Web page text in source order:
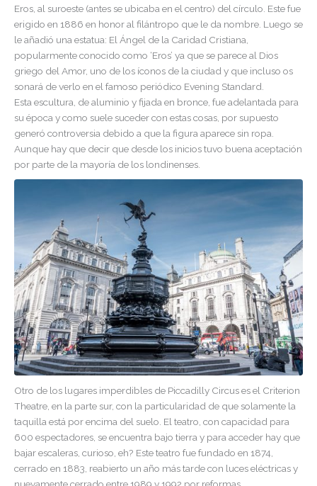
Eros, al suroeste (antes se ubicaba en el centro) del círculo. Este fue
erigido en 1886 en honor al filántropo que le da nombre. Luego se
le añadió una estatua: El Ángel de la Caridad Cristiana,
popularmente conocido como ‘Eros’ ya que se parece al Dios
griego del Amor, uno de los íconos de la ciudad y que incluso os
sonará de verlo en el famoso periódico Evening Standard.
Esta escultura, de aluminio y fijada en bronce, fue adelantada para
su época y como suele suceder con estas cosas, por supuesto
generó controversia debido a que la figura aparece sin ropa.
Aunque hay que decir que desde los inicios tuvo buena aceptación
por parte de la mayoría de los londinenses.
Otro de los lugares imperdibles de Piccadilly Circus es el Criterion
Theatre, en la parte sur, con la particularidad de que solamente la
taquilla está por encima del suelo. El teatro, con capacidad para
600 espectadores, se encuentra bajo tierra y para acceder hay que
bajar escaleras, curioso, eh? Este teatro fue fundado en 1874,
cerrado en 1883, reabierto un año más tarde con luces eléctricas y
nuevamente cerrado entre 1989 y 1992 por reformas.